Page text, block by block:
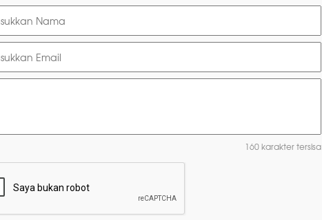
160 karakter tersisa